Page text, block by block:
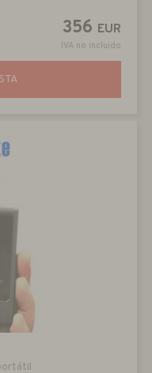
356 EUR
IVA no incluido